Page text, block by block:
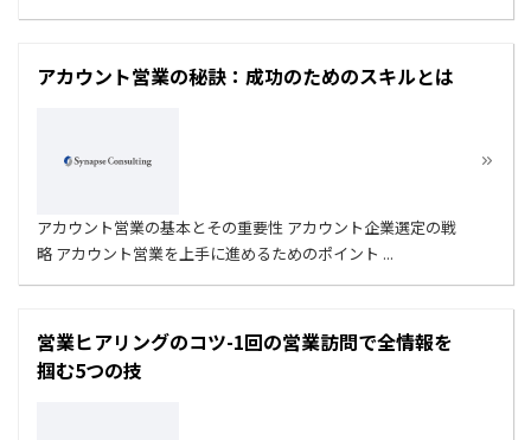
アカウント営業の秘訣：成功のためのスキルとは
アカウント営業の基本とその重要性 アカウント企業選定の戦
略 アカウント営業を上手に進めるためのポイント ...
営業ヒアリングのコツ-1回の営業訪問で全情報を
掴む5つの技